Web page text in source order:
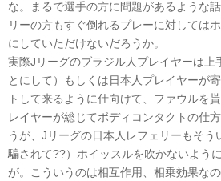
な。まるで選手の方に問題があるような
リーの方もすぐ倒れるプレーに対しては
にしていただけないだろうか。
実際Jリーグのブラジル人プレイヤーは上
とにして）もしくは日本人プレイヤーが
トして来るように仕向けて、ファウルを
レイヤーが総じてボディコンタクトの仕
うが、Jリーグの日本人レフェリーもそ
騙されて??）ホイッスルを吹かないよう
が。こういうのは相互作用、相乗効果なの